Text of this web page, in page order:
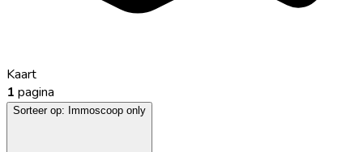
Kaart
1 pagina
Sorteer op: Immoscoop only